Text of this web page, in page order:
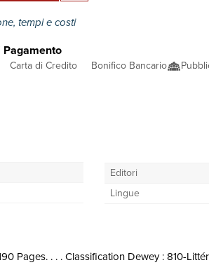
tempi e costi
Carta di Credito Bonifico Bancario
Editori
Lingue
Pages. . . . Classification Dewey : 810-